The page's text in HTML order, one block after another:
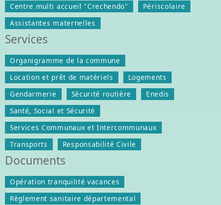
Centre multi accueil "Crechendo"
Périscolaire
Assistantes maternelles
Services
Organigramme de la commune
Location et prêt de matériels
Logements
Gendarmerie
Sécurité routière
Enedis
Santé, Social et Sécurité
Services Communaux et Intercommunaux
Transports
Responsabilité Civile
Documents
Opération tranquilité vacances
Règlement sanitaire départemental